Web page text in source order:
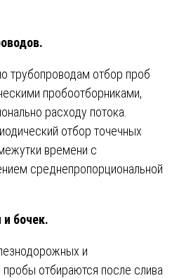
трубопроводам отбор проб
пробоотборниками,
расходу потока.
отбор точечных
времени с
среднепропорциональной
и бочек.
и
отбираются после слива